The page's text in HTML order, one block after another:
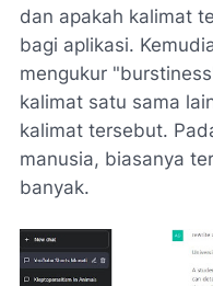
dan apakah kalimat
bagi aplikasi.
mengukur
kalimat satu sama
kalimat tersebut.
manusia, biasanya
banyak.